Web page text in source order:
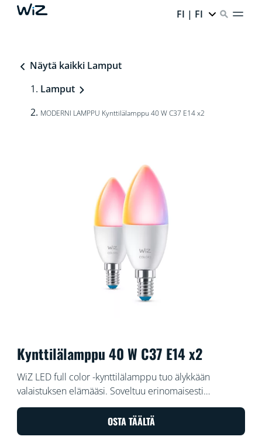
FI | FI
Näytä kaikki Lamput
Lamput
MODERNI LAMPPU Kynttilälamppu 40 W C37 E14 x2
Kynttilälamppu 40 W C37 E14 x2
WiZ LED full color -kynttilälamppu tuo älykkään
valaistuksen elämääsi. Soveltuu erinomaisesti
koristevalaisimiin, joissa on keskikokoinen E14-kanta.
Luo haluamasi tunnelma lampun 16 miljoonan värin ja
lämpimästä viileään säädettävän valkoisen valon avulla.
OSTA TÄÄLTÄ